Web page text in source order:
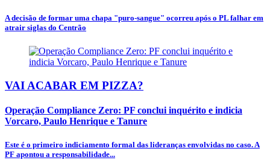
A decisão de formar uma chapa "puro-sangue" ocorreu após o PL falhar em
atrair siglas do Centrão
VAI ACABAR EM PIZZA?
Operação Compliance Zero: PF conclui inquérito e indicia
Vorcaro, Paulo Henrique e Tanure
Este é o primeiro indiciamento formal das lideranças envolvidas no caso. A
PF apontou a responsabilidade...